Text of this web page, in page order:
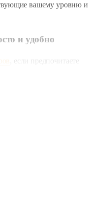
вашему уровню и
и удобно
, если предпочитаете
онлайн? Тогда
Используйте наш